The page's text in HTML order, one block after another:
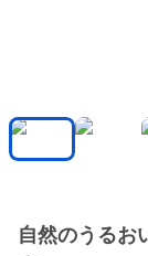
自然のうるお